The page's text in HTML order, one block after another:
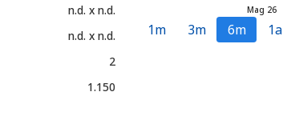
n.d. x n.d.
n.d. x n.d.
2
1.150
Mag 26
1m 3m 6m 1a